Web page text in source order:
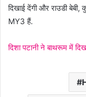
दिखाई देंगी और राउडी
MY3 हैं.
दिशा पटानी ने बाथरूम में